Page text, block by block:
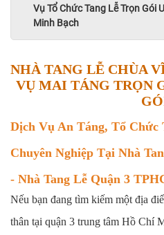
Vụ Tổ Chức Tang Lễ Trọn Gói
Minh Bạch
NHÀ TANG LỄ CHÙA
VỤ MAI TÁNG TRỌN
Dịch Vụ An Táng, Tổ Chức
Chuyên Nghiệp Tại Nhà
- Nhà Tang Lễ Quận 3
Nếu bạn đang tìm kiếm một địa
thân tại quận 3 trung tâm Hồ Chí